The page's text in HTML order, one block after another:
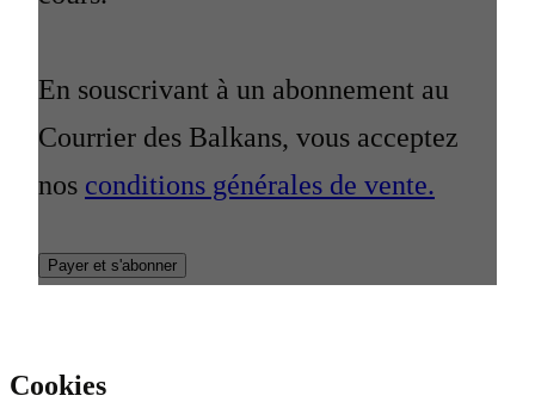
En souscrivant à un abonnement au
Courrier des Balkans, vous acceptez
nos conditions générales de vente.
Payer et s'abonner
Cookies